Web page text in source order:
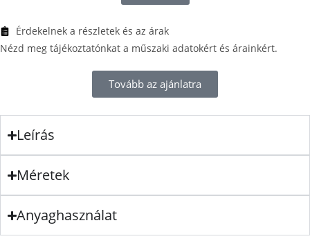
Érdekelnek a részletek és az árak
Nézd meg tájékoztatónkat a műszaki adatokért és árainkért.
Tovább az ajánlatra
Leírás
Méretek
Anyaghasználat